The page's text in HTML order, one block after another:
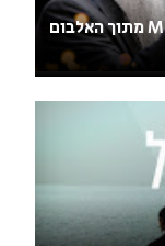
מוזיקה: דואט מדליק של אהרן רזאל ו MBD מתוך האלבום